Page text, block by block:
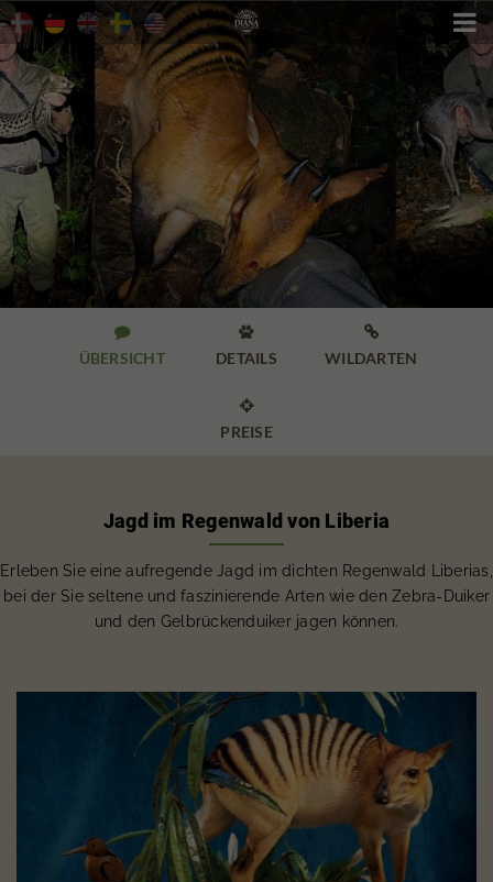


ÜBERSICHT

DETAILS

WILDARTEN

PREISE
Jagd im Regenwald von Liberia
Erleben Sie eine aufregende Jagd im dichten Regenwald Liberias,
bei der Sie seltene und faszinierende Arten wie den Zebra-Duiker
und den Gelbrückenduiker jagen können.